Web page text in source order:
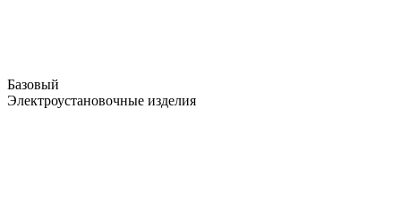
Базовый
Электроустановочные изделия